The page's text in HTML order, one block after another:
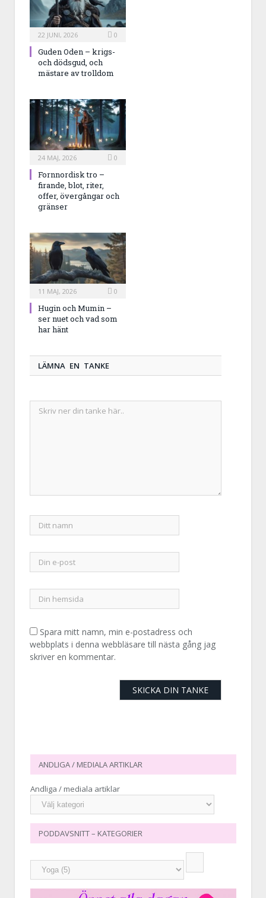
22 JUNI, 2026 0
Guden Oden – krigs-
och dödsgud, och
mästare av trolldom
24 MAJ, 2026 0
Fornnordisk tro –
firande, blot, riter,
offer, övergångar och
gränser
11 MAJ, 2026 0
Hugin och Mumin –
ser nuet och vad som
har hänt
LÄMNA EN TANKE
Spara mitt namn, min e-postadress och
webbplats i denna webbläsare till nästa gång jag
skriver en kommentar.
ANDLIGA / MEDIALA ARTIKLAR
Andliga / mediala artiklar
PODDAVSNITT – KATEGORIER